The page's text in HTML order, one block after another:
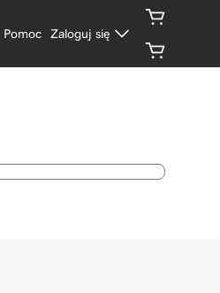
Pomoc Zaloguj się